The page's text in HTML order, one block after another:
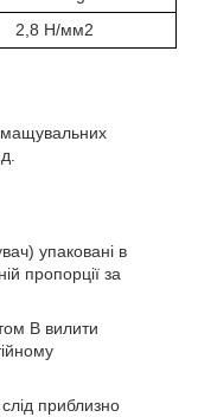
2,8 Н/мм2
упаковані в
пропорції за
В вилити
приблизно